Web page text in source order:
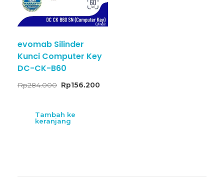
evomab Silinder
Kunci Computer Key
DC-CK-B60
Rp284.000 Rp156.200
Tambah ke
keranjang